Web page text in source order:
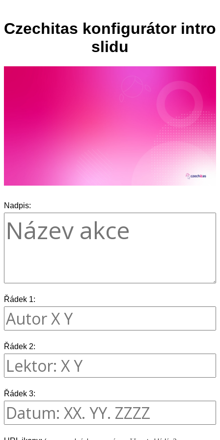
Czechitas konfigurátor intro
slidu
Nadpis:
Řádek 1:
Řádek 2:
Řádek 3: